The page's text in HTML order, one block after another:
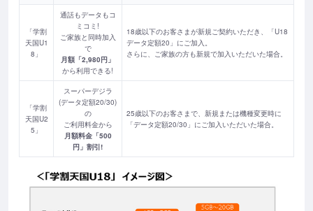
「学割
天国U1
8」
通話もデータもコ
ミコミ!
ご家族と同時加入
で
月額「2,980円」
から利用できる!
18歳以下のお客さまが新規ご契約いただき、「U18
データ定額20」にご加入。
さらに、ご家族の方も新規で加入いただいた場合。
「学割
天国U2
5」
スーパーデジラ
(データ定額20/30)
の
ご利用料金から
月額料金「500
円」割引!
25歳以下のお客さまで、新規または機種変更時に
「データ定額20/30」にご加入いただいた場合。